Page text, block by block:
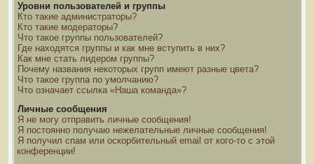
Уровни пользователей и группы
Кто такие администраторы?
Кто такие модераторы?
Что такое группы пользователей?
Где находятся группы и как мне вступить в них?
Как мне стать лидером группы?
Почему названия некоторых групп имеют разные цвета?
Что такое группа по умолчанию?
Что означает ссылка «Наша команда»?
Личные сообщения
Я не могу отправить личные сообщения!
Я постоянно получаю нежелательные личные сообщения!
Я получил спам или оскорбительный email от кого-то с этой
конференции!